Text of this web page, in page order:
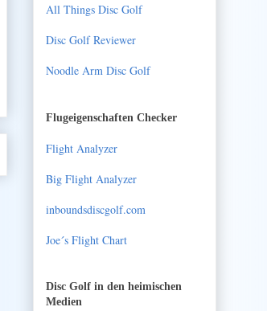
All Things Disc Golf
Disc Golf Reviewer
Noodle Arm Disc Golf
Flugeigenschaften Checker
Flight Analyzer
Big Flight Analyzer
inboundsdiscgolf.com
Joe´s Flight Chart
Disc Golf in den heimischen
Medien